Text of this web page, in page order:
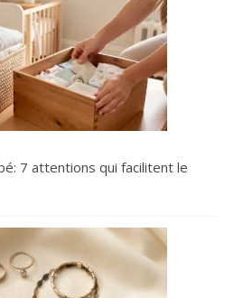
7 attentions qui facilitent le